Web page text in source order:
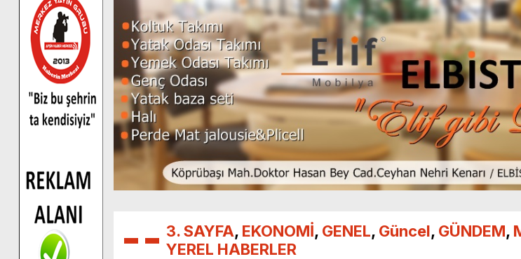
3. SAYFA, EKONOMİ, GENEL, Güncel, GÜNDEM,
YEREL HABERLER